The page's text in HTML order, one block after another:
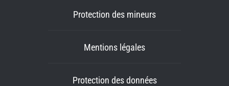
Protection des mineurs
Mentions légales
Protection des données